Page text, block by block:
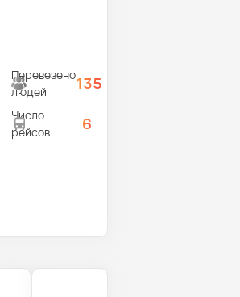
Перевезено
людей
135
Число
рейсов
6